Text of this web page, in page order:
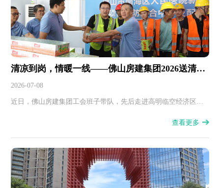
清凉到岗，情暖一线——佛山房建集团2026送清凉
活动
2026-07-08
近日，佛山房建集团工会班子带队，先后走进高明临空经济区高
目等多个重点在建工地，把清凉关怀直接送到施工最前沿。
查看更多